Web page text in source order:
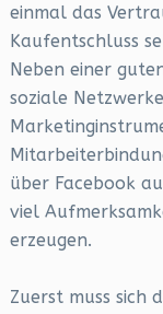
einmal das
Kaufentschluss
Neben einer
soziale
über Facebook
viel
erzeugen.
Zuerst muss sich